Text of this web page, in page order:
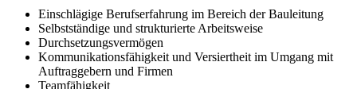
Einschlägige Berufserfahrung im Bereich der Bauleitung
Selbstständige und strukturierte Arbeitsweise
Durchsetzungsvermögen
Kommunikationsfähigkeit und Versiertheit im Umgang mit
Auftraggebern und Firmen
Teamfähigkeit